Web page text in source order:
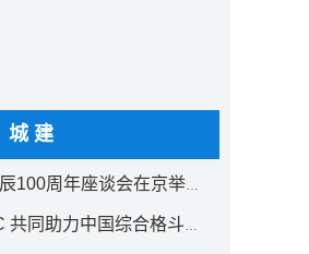
城建
纪念吴学谦同志诞辰100周年座谈会在京举行 汪洋出席
人民体育携手龙FC 共同助力中国综合格斗事业发展